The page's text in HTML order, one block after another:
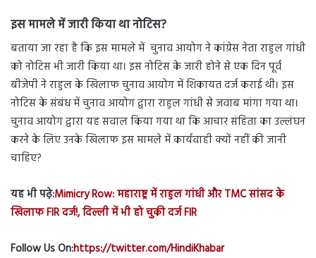
इस मामले में जारी किया था नोटिस?
बताया जा रहा है कि इस मामले में चुनाव आयोग ने कांग्रेस नेता राहुल गांधी
को नोटिस भी जारी किया था। इस नोटिस के जारी होने से एक दिन पूर्व
बीजेपी ने राहुल के खिलाफ चुनाव आयोग में शिकायत दर्ज कराई थी। इस
नोटिस के संबंध में चुनाव आयोग द्वारा राहुल गांधी से जवाब मांगा गया था।
चुनाव आयोग द्वारा यह सवाल किया गया था कि आचार संहिता का उल्लंघन
करने के लिए उनके खिलाफ इस मामले में कार्यवाही क्यों नहीं की जानी
चाहिए?
यह भी पढ़े:Mimicry Row: महाराष्ट्र में राहुल गांधी और TMC सांसद के
खिलाफ FIR दर्ज!, दिल्ली में भी हो चुकी दर्ज FIR
Follow Us On:https://twitter.com/HindiKhabar